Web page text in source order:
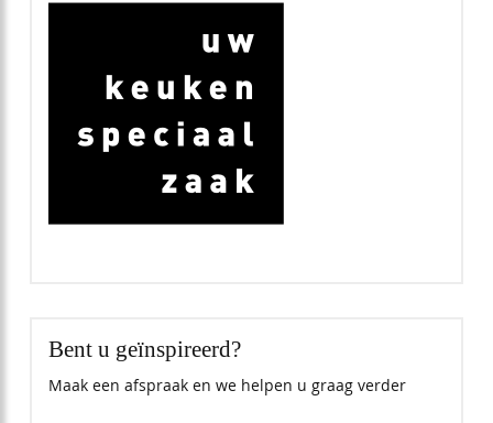
Bent u geïnspireerd?
Maak een afspraak en we helpen u graag verder